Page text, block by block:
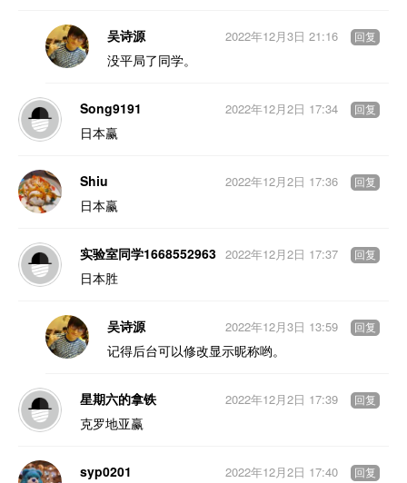
吴诗源
没平局了同学。
2022年12月3日 21:16 回复
Song9191
日本赢
2022年12月2日 17:34 回复
Shiu
日本赢
2022年12月2日 17:36 回复
实验室同学1668552963
日本胜
2022年12月2日 17:37 回复
吴诗源
记得后台可以修改显示昵称哟。
2022年12月3日 13:59 回复
星期六的拿铁
克罗地亚赢
2022年12月2日 17:39 回复
syp0201 2022年12月2日 17:40 回复